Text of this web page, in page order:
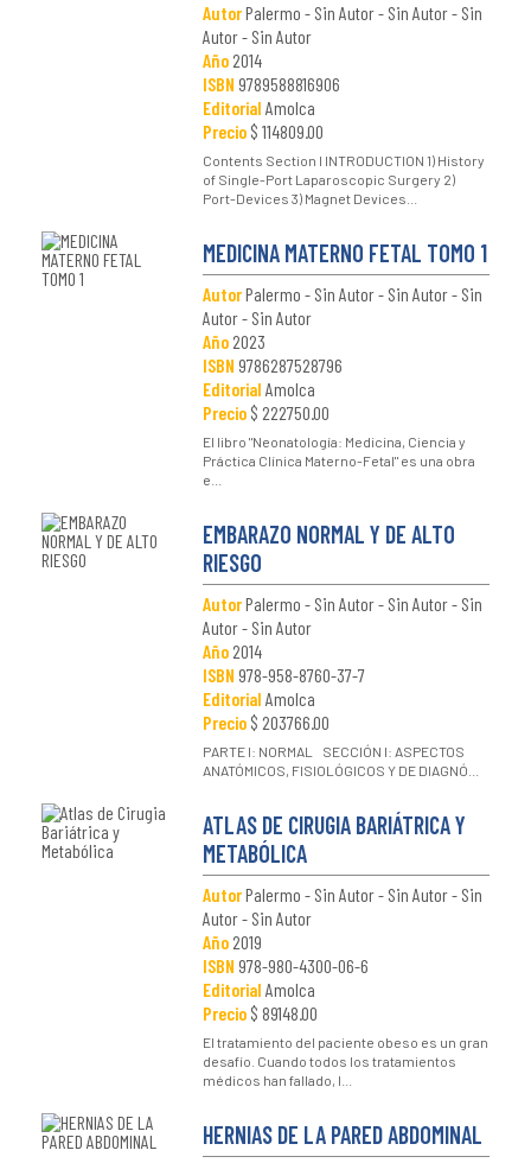
AutorPalermo - Sin Autor - Sin Autor - Sin
Autor - Sin Autor
Año2014
ISBN 9789588816906
Editorial Amolca
Precio$ 114809.00
Contents Section I INTRODUCTION 1) History
of Single-Port Laparoscopic Surgery 2)
Port-Devices 3) Magnet Devices...
MEDICINA MATERNO FETAL TOMO 1
AutorPalermo - Sin Autor - Sin Autor - Sin
Autor - Sin Autor
Año2023
ISBN 9786287528796
Editorial Amolca
Precio$ 222750.00
El libro "Neonatología: Medicina, Ciencia y
Práctica Clínica Materno-Fetal" es una obra
e...
EMBARAZO NORMAL Y DE ALTO
RIESGO
AutorPalermo - Sin Autor - Sin Autor - Sin
Autor - Sin Autor
Año2014
ISBN 978-958-8760-37-7
Editorial Amolca
Precio$ 203766.00
PARTE I: NORMAL SECCIÓN I: ASPECTOS
ANATÓMICOS, FISIOLÓGICOS Y DE DIAGNÓ...
ATLAS DE CIRUGIA BARIÁTRICA Y
METABÓLICA
AutorPalermo - Sin Autor - Sin Autor - Sin
Autor - Sin Autor
Año2019
ISBN 978-980-4300-06-6
Editorial Amolca
Precio$ 89148.00
El tratamiento del paciente obeso es un gran
desafío. Cuando todos los tratamientos
médicos han fallado, l...
HERNIAS DE LA PARED ABDOMINAL